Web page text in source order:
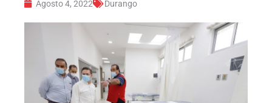
Agosto 4, 2022 Durango